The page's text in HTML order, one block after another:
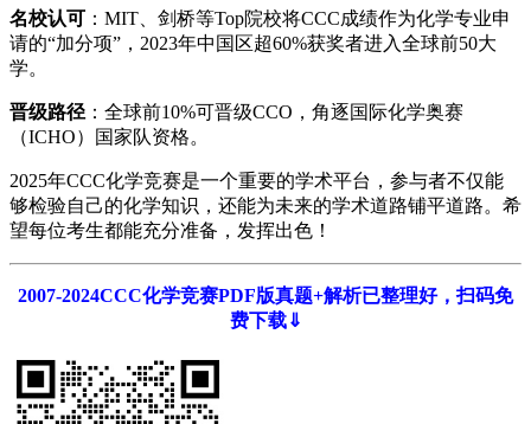
名校认可 ：MIT、剑桥等Top院校将CCC成绩作为化学专业申
请的“加分项”，2023年中国区超60%获奖者进入全球前50大
学。
晋级路径 ：全球前10%可晋级CCO，角逐国际化学奥赛
（ICHO）国家队资格。
2025年CCC化学竞赛是一个重要的学术平台，参与者不仅能
够检验自己的化学知识，还能为未来的学术道路铺平道路。希
望每位考生都能充分准备，发挥出色！
2007-2024CCC化学竞赛PDF版真题+解析已整理好，扫码免
费下载⇓